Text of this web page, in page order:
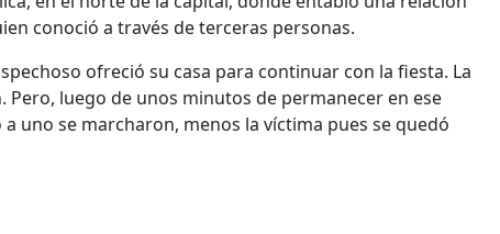
conoció a través de terceras personas.
ofreció su casa para continuar con la fiesta. La
luego de unos minutos de permanecer en ese
a uno se marcharon, menos la víctima pues se quedó